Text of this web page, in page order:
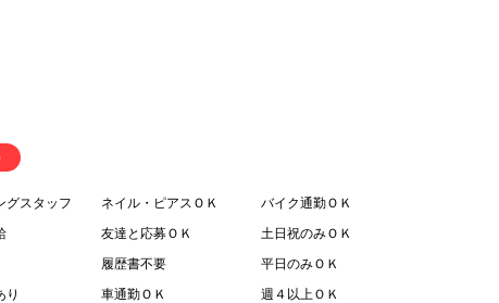
グスタッフ ネイル・ピアスＯＫ
バイク通勤ＯＫ
友達と応募ＯＫ
土日祝のみＯＫ
履歴書不要
平日のみＯＫ
り 車通勤ＯＫ
週４以上ＯＫ